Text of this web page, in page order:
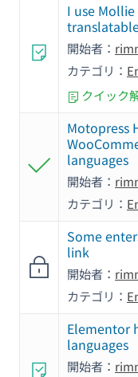
I use
開始者：
カテゴリ：
クイック
Motopress
languages
開始者：
カテゴリ：
Some
link
開始者：
カテゴリ：
Elementor
languages
開始者：